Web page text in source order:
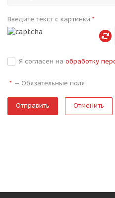
Введите текст с картинки *
Я согласен на обработку
* — Обязательные поля
Отменить